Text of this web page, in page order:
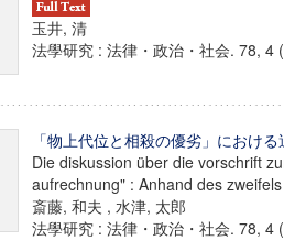
玉井, 清
法學研究 : 法律・政治・社会. 78, 4
「物上代位と相殺の優劣」におけ
Die diskussion über die vorschrift
aufrechnung" : Anhand des
斎藤, 和夫 , 水津, 太郎
法學研究 : 法律・政治・社会. 78, 4